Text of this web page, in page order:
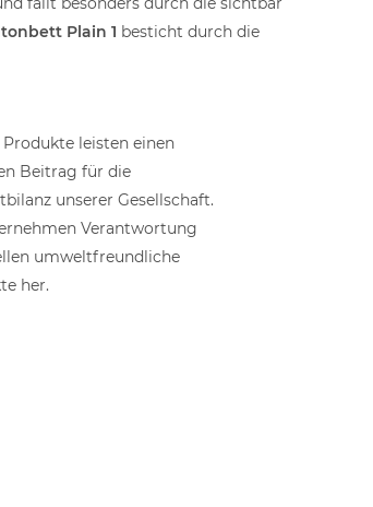
Plain 1 besticht durch die
Produkte leisten einen
Beitrag für die
unserer Gesellschaft.
Verantwortung
umweltfreundliche
her.